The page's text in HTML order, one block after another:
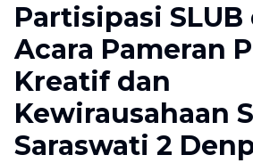
Partisipasi SLUB
Acara Pameran
Kreatif dan
Kewirausahaan
Saraswati 2